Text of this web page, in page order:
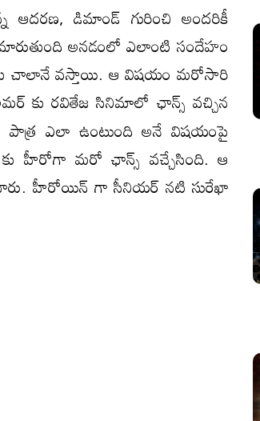
ఆదరణ, డిమాండ్ గురించి అందరికీ
అనడంలో ఎలాంటి సందేహం
చాలానే వస్తాయి. ఆ విషయం మరోసారి
కు రవితేజ సినిమాలో ఛాన్స్ వచ్చిన
ఎలా ఉంటుంది అనే విషయంపై
కు హీరోగా మరో ఛాన్స్ వచ్చేసింది. ఆ
హీరోయిన్ గా సీనియర్ నటి సురేఖా